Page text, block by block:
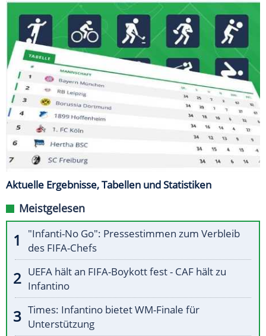
Aktuelle Ergebnisse, Tabellen und Statistiken
Meistgelesen
"Infanti-No Go": Pressestimmen zum Verbleib
des FIFA-Chefs
UEFA hält an FIFA-Boykott fest - CAF hält zu
Infantino
Times: Infantino bietet WM-Finale für
Unterstützung